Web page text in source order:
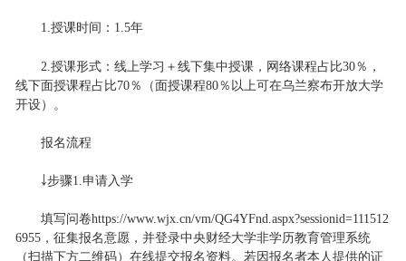
1.授课时间：1.5年
2.授课形式：线上学习＋线下集中授课，网络课程占比30％，
线下面授课程占比70％（面授课程80％以上可在乌兰察布开放大学
开设）。
报名流程
￬步骤1.申请入学
填写问卷https://www.wjx.cn/vm/QG4YFnd.aspx?sessionid=111512
6955，征集报名意愿，并登录中央财经大学非学历教育管理系统
（扫描下方二维码）在线提交报名资料。若因报名者本人提供的证